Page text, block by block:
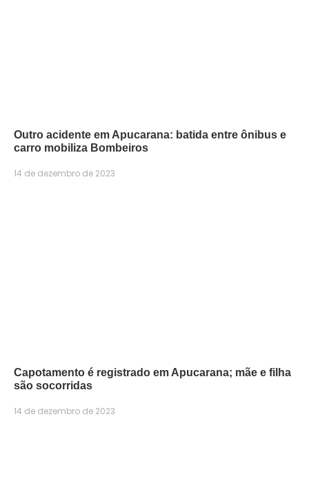
Outro acidente em Apucarana: batida entre ônibus e
carro mobiliza Bombeiros
14 de dezembro de 2023
Capotamento é registrado em Apucarana; mãe e filha
são socorridas
14 de dezembro de 2023